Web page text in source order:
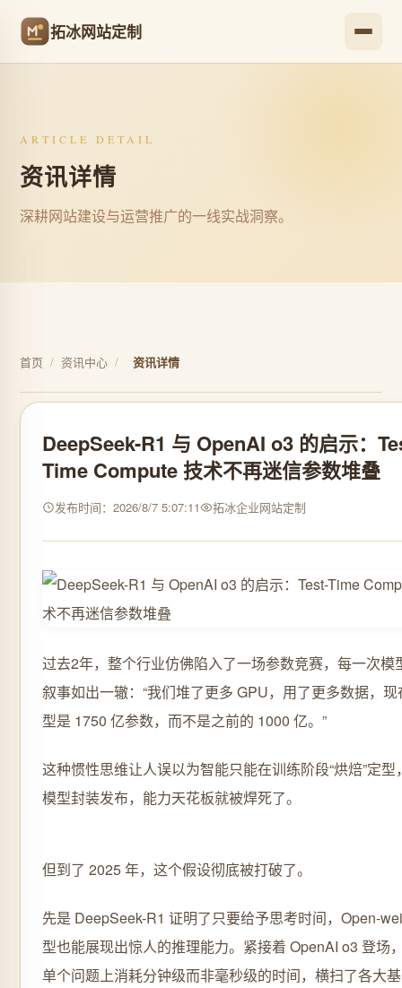
拓冰网站定制
ARTICLE DETAIL
资讯详情
深耕网站建设与运营推广的一线实战洞察。
首页 / 资讯中心 / 资讯详情
DeepSeek-R1 与 OpenAI o3 的启示：
Time Compute 技术不再迷信参数堆叠
发布时间：2026/8/7 5:07:11 拓冰企业网站定制
过去2年，整个行业仿佛陷入了一场参数竞赛，每一次模
叙事如出一辙：“我们堆了更多 GPU，用了更多数据，
型是 1750 亿参数，而不是之前的 1000 亿。”
这种惯性思维让人误以为智能只能在训练阶段“烘焙”定型
模型封装发布，能力天花板就被焊死了。
但到了 2025 年，这个假设彻底被打破了。
先是 DeepSeek-R1 证明了只要给予思考时间，Open-
型也能展现出惊人的推理能力。紧接着 OpenAI o3 登场
单个问题上消耗分钟级而非毫秒级的时间，横扫了各大